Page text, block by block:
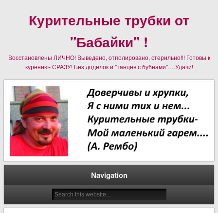
Курительные трубки от
"Бабайки" !
Восстановлены ЛИЧНО! Выведено, отполировано, стерильно!!! Готовы к
курению- СРАЗУ! Без доделок и "танцев с бубнами"….Удачи!
Navigation